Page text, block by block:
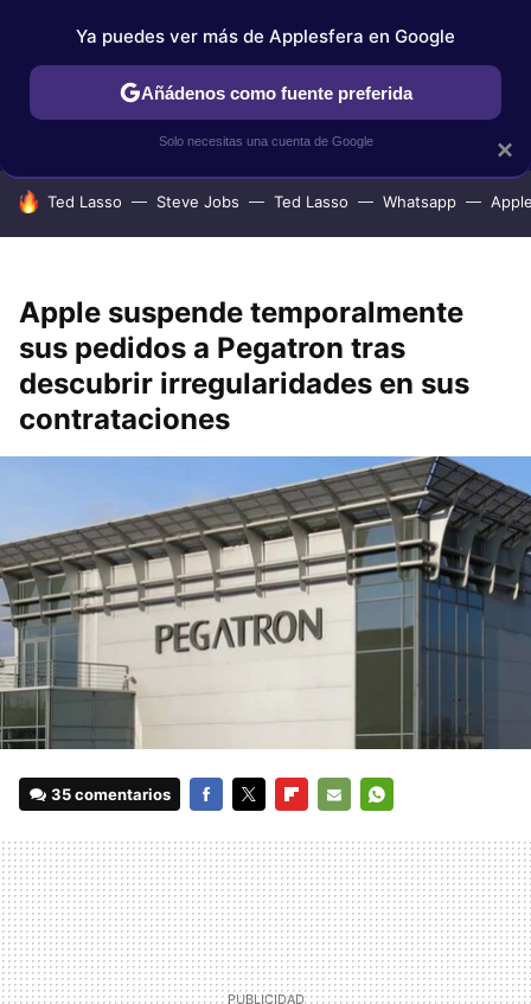
IPHONE TUTORIALES APPLESFERA SELECCIÓN
HOY SE HABLA DE
Ted Lasso Steve Jobs Ted Lasso Whatsapp
Apple suspende temporalmente
sus pedidos a Pegatron tras
descubrir irregularidades en sus
contrataciones
35 comentarios
MAIL
×
Ya puedes ver más de Applesfera en Google
Añádenos como fuente preferida
Solo necesitas una cuenta de Google